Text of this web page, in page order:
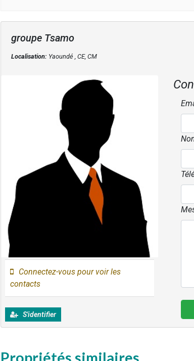
groupe Tsamo
Localisation: Yaoundé , CE, CM
Connectez-vous pour voir les
contacts
S'identifier
Propriétés similaires